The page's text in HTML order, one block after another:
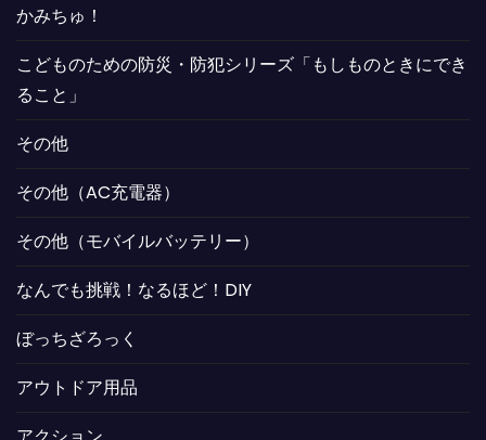
かみちゅ！
こどものための防災・防犯シリーズ「もしものときにでき
ること」
その他
その他（AC充電器）
その他（モバイルバッテリー）
なんでも挑戦！なるほど！DIY
ぼっちざろっく
アウトドア用品